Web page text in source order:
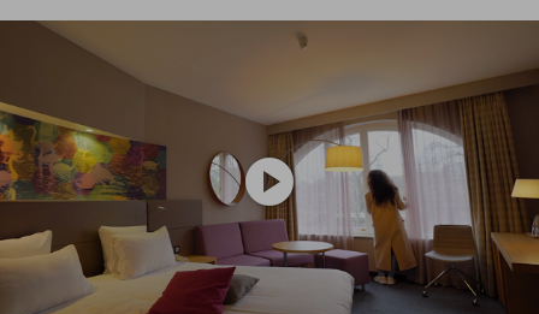
play_circle